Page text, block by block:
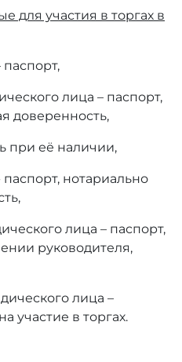
для участия в торгах в
лица – паспорт,
доверенность,
при её наличии,
нотариально
лица – паспорт,
руководителя,
лица –
участие в торгах.